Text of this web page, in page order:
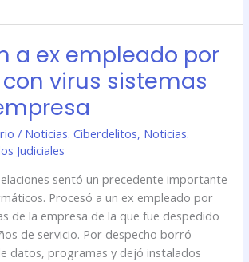
a ex empleado por
virus sistemas
/ Noticias. Ciberdelitos, Noticias.
Judiciales
sentó un precedente importante
Procesó a un ex empleado por
de la empresa de la que fue despedido
de servicio. Por despecho borró
datos, programas y dejó instalados